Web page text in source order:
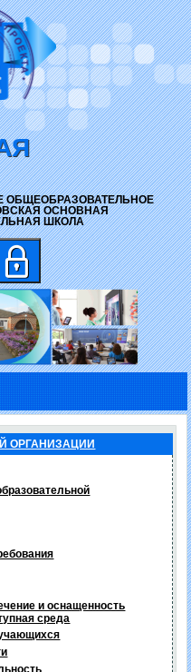
ОСНОВНАЯ
ШКОЛА
ОРГАНИЗАЦИИ
и оснащенность
среда